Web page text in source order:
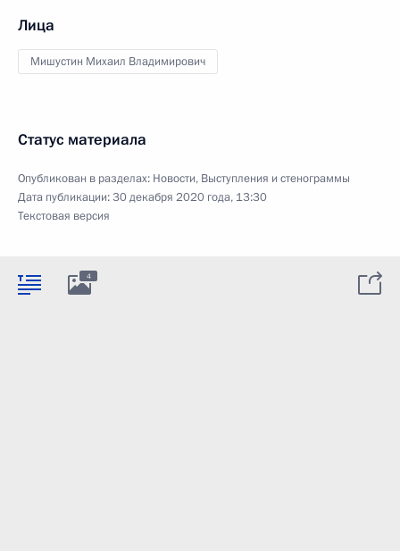
Лица
Мишустин Михаил Владимирович
Статус материала
Опубликован в разделах: Новости, Выступления и стенограммы
Дата публикации:30 декабря 2020 года, 13:30
Текстовая версия
4